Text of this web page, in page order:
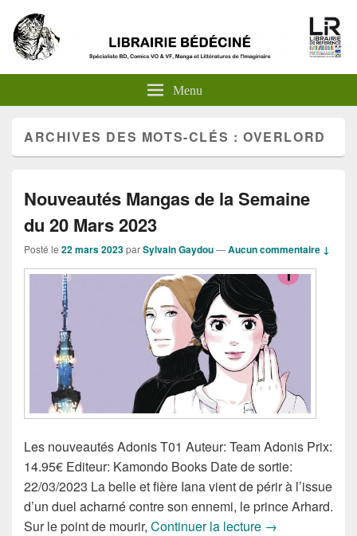
Menu
ARCHIVES DES MOTS-CLÉS :OVERLORD
Nouveautés Mangas de la Semaine
du 20 Mars 2023
Posté le 22 mars 2023parSylvain Gaydou—Aucun commentaire ↓
Les nouveautés Adonis T01 Auteur: Team Adonis Prix:
14.95€ Editeur: Kamondo Books Date de sortie:
22/03/2023 La belle et fière Iana vient de périr à l’issue
d’un duel acharné contre son ennemi, le prince Arhard.
Sur le point de mourir, Continuer la lecture Nouveautés
→